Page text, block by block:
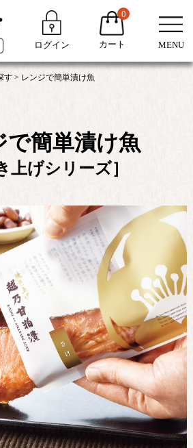
ログイン
0
カート MENU
す レンジで簡単漬け魚
で簡単漬け魚
上げシリーズ］